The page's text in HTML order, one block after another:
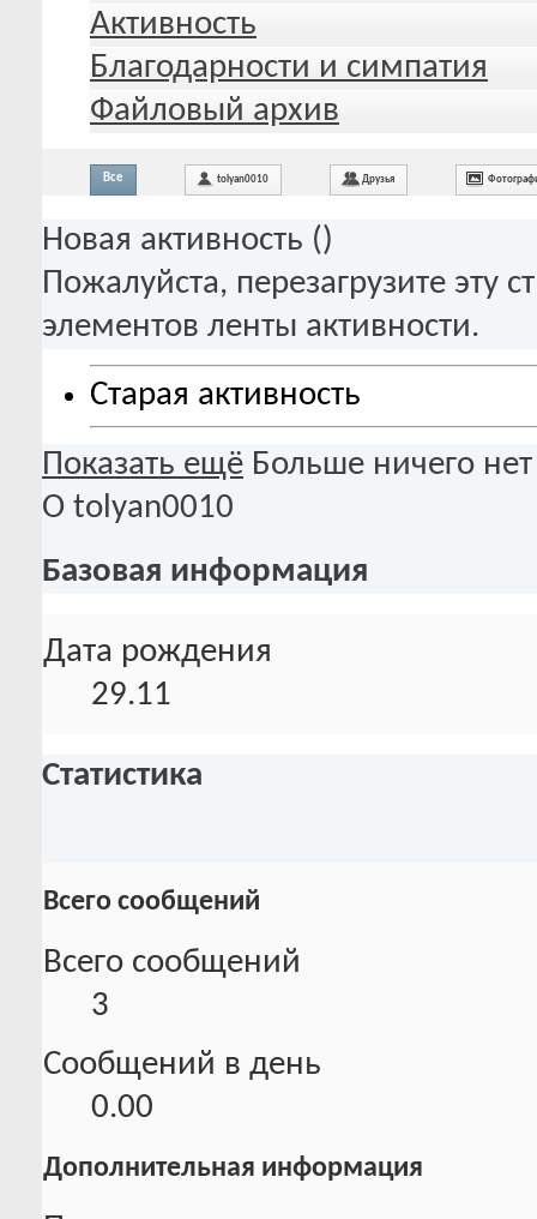
Активность
Благодарности и симпатия
Файловый архив
Все tolyan0010 Друзья
Новая активность ()
Пожалуйста, перезагрузите эту
элементов ленты активности.
Старая активность
Показать ещё Больше ничего нет
О tolyan0010
Базовая информация
Дата рождения
29.11
Статистика
Всего сообщений
Всего сообщений
3
Сообщений в день
0.00
Дополнительная информация